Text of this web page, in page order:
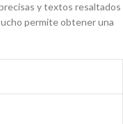
y textos resaltados
permite obtener una